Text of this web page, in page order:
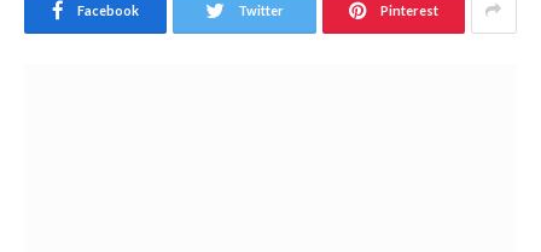
Facebook Twitter Pinterest